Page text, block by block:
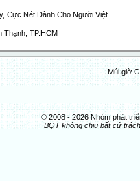
Cực Nét Dành Cho Người Việt
Thạnh, TP.HCM
Múi giờ
© 2008 - 2026 Nhóm phát
BQT không chịu bất cứ